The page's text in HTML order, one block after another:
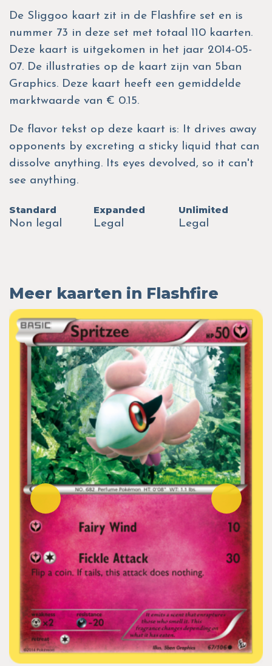
De Sliggoo kaart zit in de Flashfire set en is
nummer 73 in deze set met totaal 110 kaarten.
Deze kaart is uitgekomen in het jaar 2014-05-
07. De illustraties op de kaart zijn van 5ban
Graphics. Deze kaart heeft een gemiddelde
marktwaarde van € 0.15.
De flavor tekst op deze kaart is: It drives away
opponents by excreting a sticky liquid that can
dissolve anything. Its eyes devolved, so it can't
see anything.
Standard
Non legal
Expanded
Legal
Unlimited
Legal
Meer kaarten in Flashfire